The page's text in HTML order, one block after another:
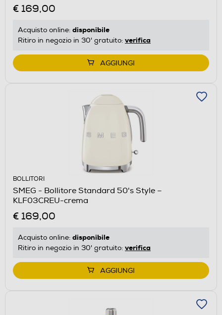
€ 169,00
Acquisto online: disponibile
Ritiro in negozio in 30' gratuito: verifica
AGGIUNGI
BOLLITORI
SMEG - Bollitore Standard 50's Style –
KLF03CREU-crema
€ 169,00
Acquisto online: disponibile
Ritiro in negozio in 30' gratuito: verifica
AGGIUNGI